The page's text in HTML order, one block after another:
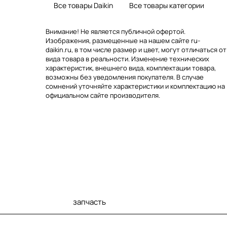
Все товары Daikin Все товары категории
Внимание! Не является публичной офертой.
Изображения, размещенные на нашем сайте ru-
daikin.ru, в том числе размер и цвет, могут отличаться от
вида товара в реальности. Изменение технических
характеристик, внешнего вида, комплектации товара,
возможны без уведомления покупателя. В случае
сомнений уточняйте характеристики и комплектацию на
официальном сайте производителя.
запчасть